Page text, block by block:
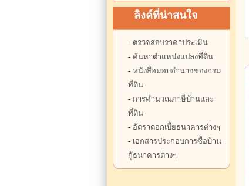
ลิงค์ที่น่าสนใจ
- ตรวจสอบราคาประเมิน
- ค้นหาตำแหน่งแปลงที่ดิน
- หนังสือมอบอำนาจของกรม
ที่ดิน
- การคำนวณภาษีบ้านและ
ที่ดิน
- อัตราดอกเบี้ยธนาคารต่างๆ
- เอกสารประกอบการซื้อบ้าน
กู้ธนาคารต่างๆ